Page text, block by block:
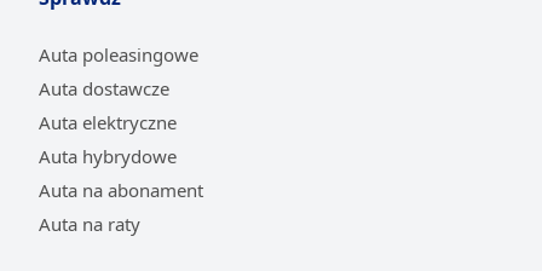
Auta poleasingowe
Auta dostawcze
Auta elektryczne
Auta hybrydowe
Auta na abonament
Auta na raty